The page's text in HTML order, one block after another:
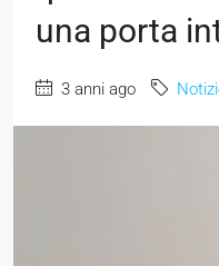
una porta
3 anni ago